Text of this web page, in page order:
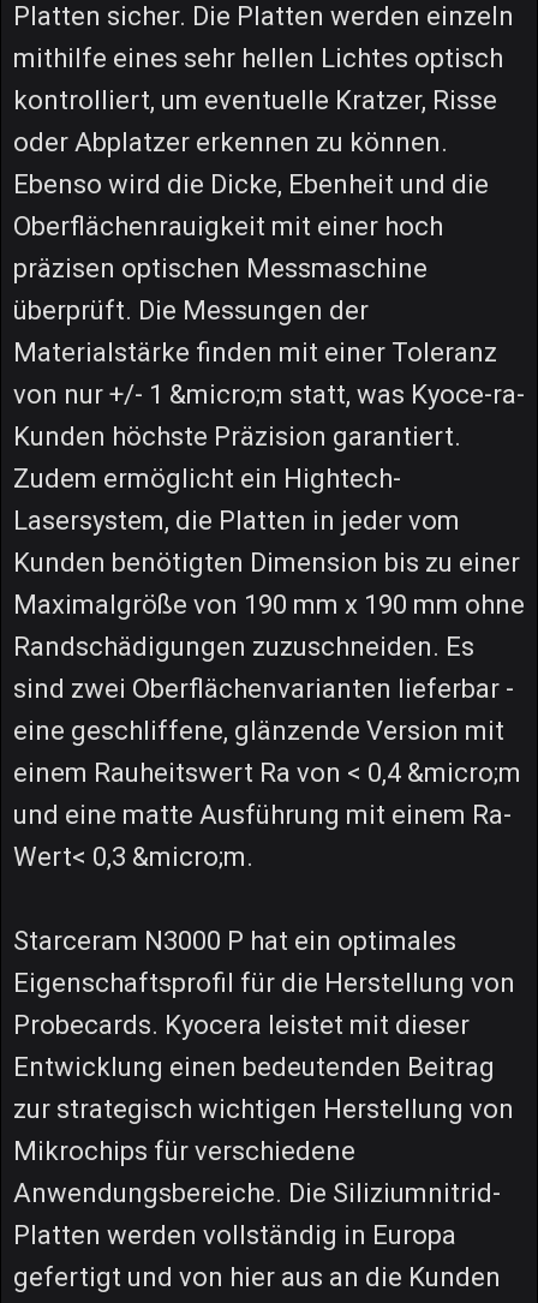
Platten sicher. Die Platten werden einzeln
mithilfe eines sehr hellen Lichtes optisch
kontrolliert, um eventuelle Kratzer, Risse
oder Abplatzer erkennen zu können.
Ebenso wird die Dicke, Ebenheit und die
Oberflächenrauigkeit mit einer hoch
präzisen optischen Messmaschine
überprüft. Die Messungen der
Materialstärke finden mit einer Toleranz
von nur +/- 1 &micro;m statt, was Kyoce-ra-
Kunden höchste Präzision garantiert.
Zudem ermöglicht ein Hightech-
Lasersystem, die Platten in jeder vom
Kunden benötigten Dimension bis zu einer
Maximalgröße von 190 mm x 190 mm ohne
Randschädigungen zuzuschneiden. Es
sind zwei Oberflächenvarianten lieferbar -
eine geschliffene, glänzende Version mit
einem Rauheitswert Ra von < 0,4 &micro;m
und eine matte Ausführung mit einem Ra-
Wert< 0,3 &micro;m.
Starceram N3000 P hat ein optimales
Eigenschaftsprofil für die Herstellung von
Probecards. Kyocera leistet mit dieser
Entwicklung einen bedeutenden Beitrag
zur strategisch wichtigen Herstellung von
Mikrochips für verschiedene
Anwendungsbereiche. Die Siliziumnitrid-
Platten werden vollständig in Europa
gefertigt und von hier aus an die Kunden